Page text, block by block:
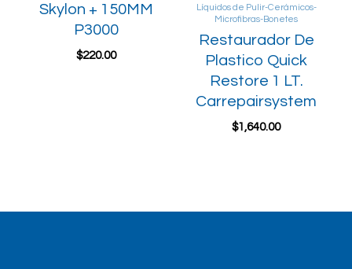
Skylon + 150MM
P3000
$220.00
Líquidos de Pulir-Cerámicos-
Microfibras-Bonetes
Restaurador De
Plastico Quick
Restore 1 LT.
Carrepairsystem
$1,640.00